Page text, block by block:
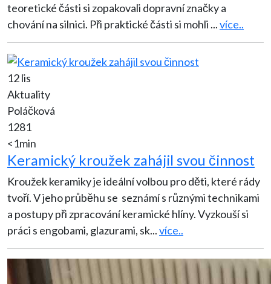
teoretické části si zopakovali dopravní značky a
chování na silnici. Při praktické části si mohli ...více..
12 lis
Aktuality
Poláčková
1281
<1min
Keramický kroužek zahájil svou činnost
Kroužek keramiky je ideální volbou pro děti, které rády
tvoří. V jeho průběhu se seznámí s různými technikami
a postupy při zpracování keramické hlíny. Vyzkouší si
práci s engobami, glazurami, sk...více..